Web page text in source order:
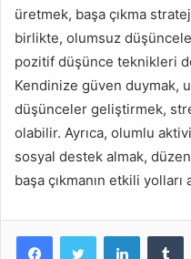
üretmek, başa çıkma
birlikte, olumsuz
pozitif düşünce teknikleri
Kendinize güven duymak,
düşünceler geliştirmek,
olabilir. Ayrıca, olumlu
sosyal destek almak,
başa çıkmanın etkili yolları
LinkedIn